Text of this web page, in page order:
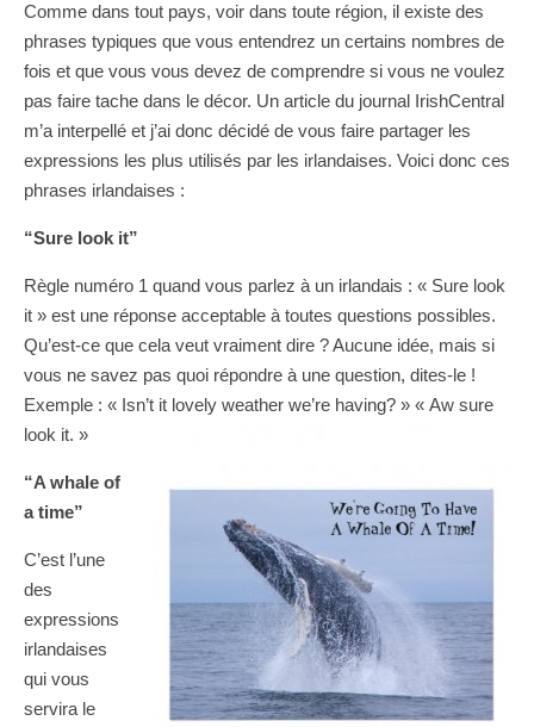
Comme dans tout pays, voir dans toute région, il existe des
phrases typiques que vous entendrez un certains nombres de
fois et que vous vous devez de comprendre si vous ne voulez
pas faire tache dans le décor. Un article du journal IrishCentral
m’a interpellé et j’ai donc décidé de vous faire partager les
expressions les plus utilisés par les irlandaises. Voici donc ces
phrases irlandaises :
“Sure look it”
Règle numéro 1 quand vous parlez à un irlandais : « Sure look
it » est une réponse acceptable à toutes questions possibles.
Qu’est-ce que cela veut vraiment dire ? Aucune idée, mais si
vous ne savez pas quoi répondre à une question, dites-le !
Exemple : « Isn’t it lovely weather we’re having? » « Aw sure
look it. »
“A whale of
a time”
C’est l’une
des
expressions
irlandaises
qui vous
servira le